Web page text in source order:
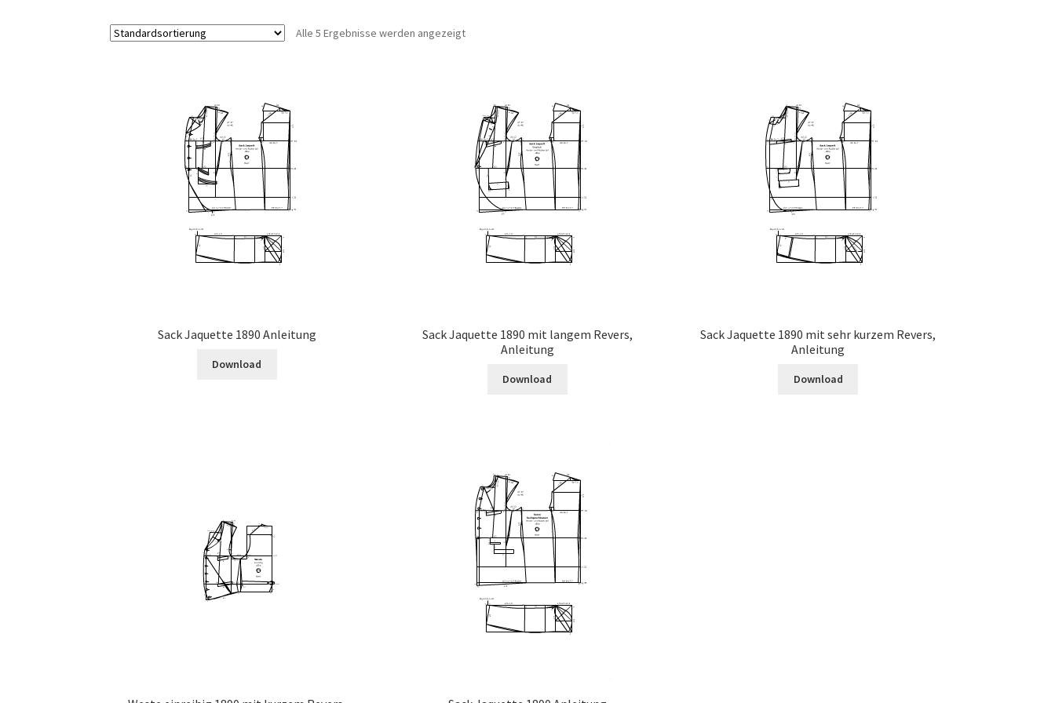
Alle 5 Ergebnisse werden angezeigt
Sack Jaquette 1890 Anleitung
Download
Sack Jaquette 1890 mit langem Revers,
Anleitung
Download
Sack Jaquette 1890 mit sehr kurzem Revers,
Anleitung
Download